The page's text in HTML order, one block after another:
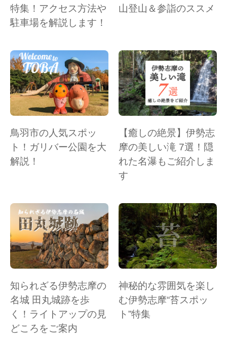
特集！アクセス方法や
駐車場を解説します！
山登山＆参詣のススメ
鳥羽市の人気スポッ
ト！ガリバー公園を大
解説！
【癒しの絶景】伊勢志
摩の美しい滝 7選！隠
れた名瀑もご紹介しま
す
知られざる伊勢志摩の
名城 田丸城跡を歩
く！ライトアップの見
どころをご案内
神秘的な雰囲気を楽し
む伊勢志摩“苔スポッ
ト”特集